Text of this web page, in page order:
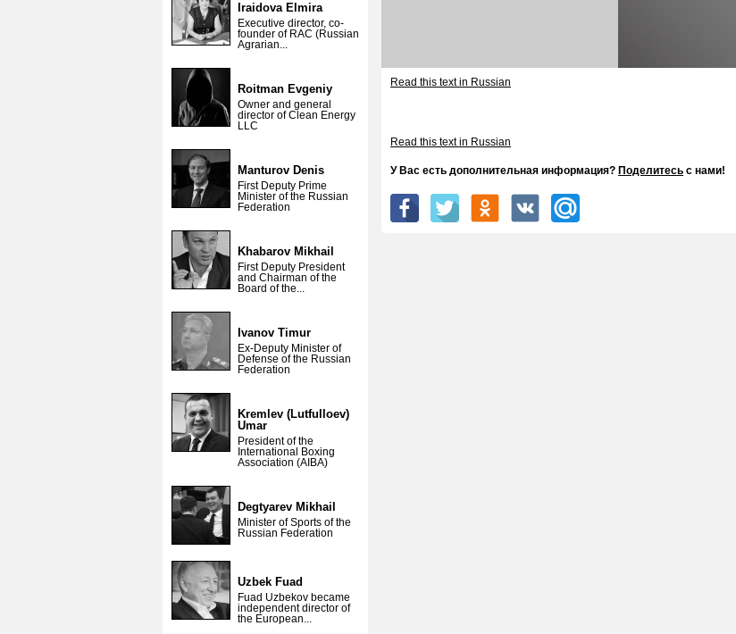
Iraidova Elmira
Executive director, co-
founder of RAC (Russian
Agrarian...
Roitman Evgeniy
Owner and general
director of Clean Energy
LLC
Manturov Denis
First Deputy Prime
Minister of the Russian
Federation
Khabarov Mikhail
First Deputy President
and Chairman of the
Board of the...
Ivanov Timur
Ex-Deputy Minister of
Defense of the Russian
Federation
Kremlev (Lutfulloev)
Umar
President of the
International Boxing
Association (AIBA)
Degtyarev Mikhail
Minister of Sports of the
Russian Federation
Uzbek Fuad
Fuad Uzbekov became
independent director of
the European...
Read this text in Russian
Read this text in Russian
У Вас есть дополнительная информация? Поделитесь с нами!